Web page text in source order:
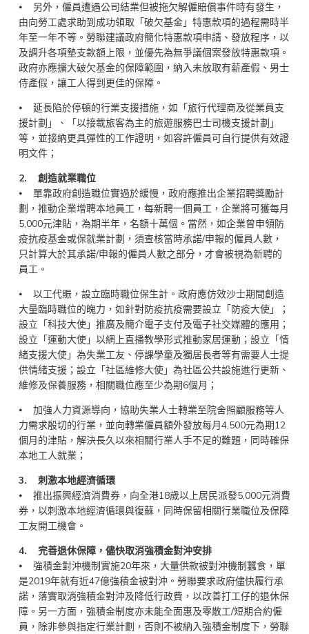
⦁ 另外，僱員遭遇公司結業但被拖欠解僱賠償事件時有發生，
由向勞工處求助到成功領取「破欠基金」特惠款項的過程需時半
年至一年不等。勞聯建議政府簡化特惠款項申請、發放程序，以
及調升各項墊支款額上限，並優先為無爭議個案發放特惠款項。
政府亦應擴大破欠基金的保障範圍，納入未放取有薪產假、男士
侍產假，讓工人得到更佳的保障。
⦁ 延長陷於停頓的行業支援措施，如「旅行代理商及從業員支
援計劃」、「以接載旅客為主的旅遊服務巴士司機支援計劃」
等，並接納更具彈性的工作證明，如容許僱員可自行提供有效證
明文件；
2. 創造就業職位
⦁ 單靠政府創造職位實過於緩慢，政府應推出企業招聘獎勵計
劃，推動企業增聘本地員工，每新聘一個員工，企業將可獲每月
5,000元津貼，為期半年，名額十萬個。當然，如企業曾申領防
疫抗疫基金或保就業計劃，須查核當時承諾/申報的僱員人數，
只計算大於其承諾/申報的僱員人數之部分，才會被視為新聘的
員工。
⦁ 以工代賑，設立臨時職位保生計。政府應仿效沙士期間創造
大量臨時職位的魄力，如針對防疫抗疫需要設立「防疫大使」；
設立「科技大使」推廣及簡介電子支付及電子社交媒體的應用；
設立「運動大使」以網上直播教學形式推動家居運動；設立「情
緒支援大使」為失業工友、停課學童及獨居長者等有需要人士提
供情緒支援；設立「社區維修大使」為社區公共設施進行更新、
維修及保養服務，相關職位應至少為期6個月；
⦁ 加強人力資源導向，協助失業人士轉業至院舍照顧服務等人
力需求殷切的行業，並向轉業僱員額外發放每月4,500元為期12
個月的津貼，解決長久以來相關行業人手不足的難題，同時確保
本地工人就業；
3. 刺激本地經濟循環
⦁ 推出振興經濟消費券，向全港18歲以上居民派發5,000元消費
券，以刺激本地經濟循環與復蘇，同時保留相關行業職位及保障
工友開工機會。
4. 完善退休保障，儘快取消強積金對沖安排
⦁ 強積金對沖機制實施20年來，大量供款被對沖機制蠶食，單
是2019年就有近47億強積金被對沖。勞聯要求政府儘快履行承
諾，落實取消強積金對沖及降低行政費，以改善打工仔的退休保
障。另一方面，強積金制度亦未能全面惠及零散工/短期合約僱
員，除非參與指定行業計劃，否則不被納入強積金制度下，勞聯